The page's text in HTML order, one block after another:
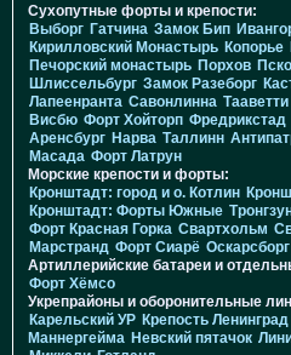
Сухопутные форты и крепости:
Выборг Гатчина Замок Бип
Кирилловский Монастырь Копорье
Печорcкий монастырь Порхов
Шлиссельбург Замок Разеборг
Лапеенранта Савонлинна Тааветти
Висбю Форт Хойторп Фредрикстад
Аренсбург Нарва Таллинн
Масада Форт Латрун
Морские крепости и форты:
Кронштадт: город и о. Котлин
Кронштадт: Форты Южные
Форт Красная Горка Свартхольм
Марстранд Форт Сиарё Оскарсборг
Артиллерийские батареи и
Форт Хёмсо
Укрепрайоны и оборонительные
Карельский УР Крепость Ленинград
Маннергейма Невский пятачок